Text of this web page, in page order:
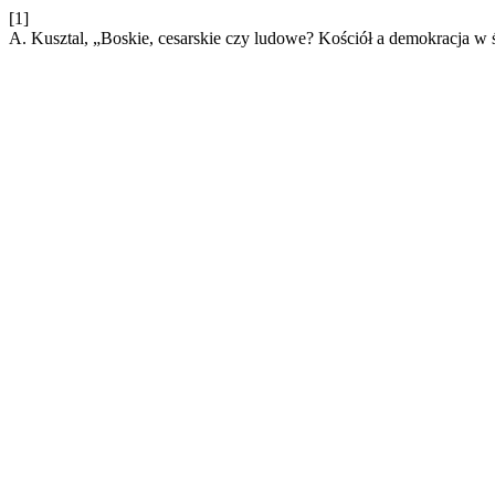
[1]
A. Kusztal, „Boskie, cesarskie czy ludowe? Kościół a demokracja